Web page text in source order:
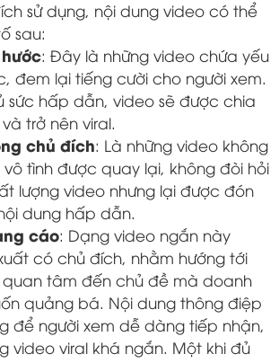
sử dụng, nội dung video có thể
sau:
: Đây là những video chứa yếu
đem lại tiếng cười cho người xem.
sức hấp dẫn, video sẽ được chia
trở nên viral.
chủ đích: Là những video không
tình được quay lại, không đòi hỏi
lượng video nhưng lại được đón
dung hấp dẫn.
cáo: Dạng video ngắn này
có chủ đích, nhằm hướng tới
quan tâm đến chủ đề mà doanh
quảng bá. Nội dung thông điệp
để người xem dễ dàng tiếp nhận,
video viral khá ngắn. Một khi đủ